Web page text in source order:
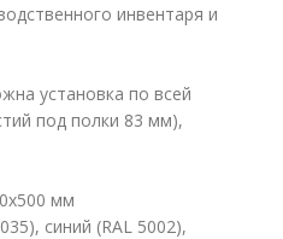
инвентаря и
установка по всей
под полки 83 мм),
мм
синий (RAL 5002),